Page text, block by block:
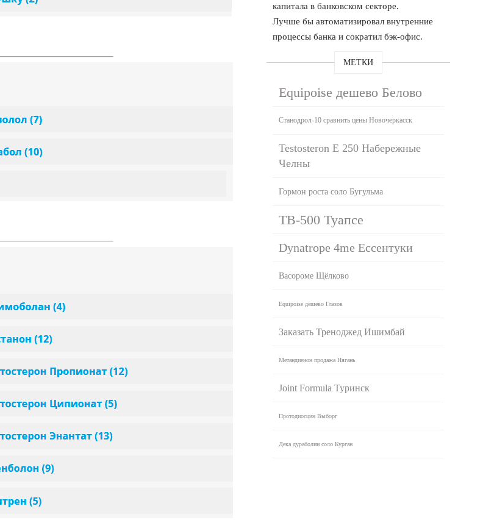
капитала в банковском секторе.
Лучше бы автоматизировал внутренние
процессы банка и сократил бэк-офис.
МЕТКИ
Equipoise дешево Белово
Станодрол-10 сравнить цены Новочеркасск
Testosteron E 250 Набережные
Челны
Гормон роста соло Бугульма
TB-500 Туапсе
Dynatrope 4me Ессентуки
Васороме Щёлково
Equipoise дешево Глазов
Заказать Треноджед Ишимбай
Метандиенон продажа Нягань
Joint Formula Туринск
Протодиосцин Выборг
Дека дураболин соло Курган